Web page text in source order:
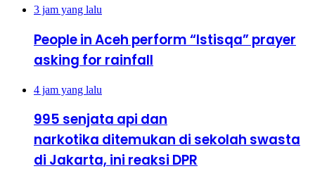
3 jam yang lalu
People in Aceh perform “Istisqa” prayer
asking for rainfall
4 jam yang lalu
995 senjata api dan
narkotika ditemukan di sekolah swasta
di Jakarta, ini reaksi DPR